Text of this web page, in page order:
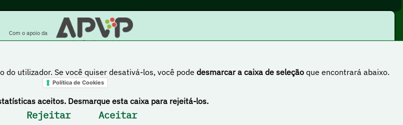
utilizador. Se você quiser desativá-los, você pode desmarcar a caixa de seleçãoque encontrará abaixo.
Política de Cookies
aceitos. Desmarque esta caixa para rejeitá-los.
Rejeitar Aceitar
Com o apoio da
Creative Commons Atribuição-NãoComercial-PartilhaIgual 4.0 Internacional
Espanha DeVuego LATAM